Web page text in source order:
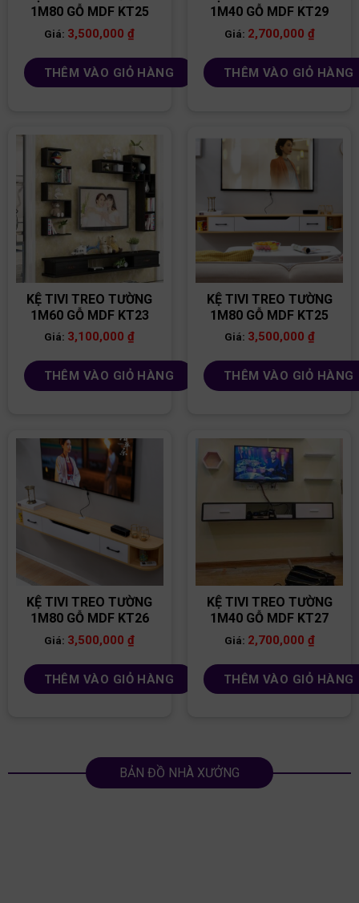
1M80 GỖ MDF KT25
Giá: 3,500,000₫
THÊM VÀO GIỎ HÀNG
1M40 GỖ MDF KT29
Giá: 2,700,000 ₫
THÊM VÀO GIỎ HÀNG
KỆ TIVI TREO TƯỜNG
1M60 GỖ MDF KT23
Giá: 3,100,000₫
THÊM VÀO GIỎ HÀNG
KỆ TIVI TREO TƯỜNG
1M80 GỖ MDF KT25
Giá: 3,500,000 ₫
THÊM VÀO GIỎ HÀNG
KỆ TIVI TREO TƯỜNG
1M80 GỖ MDF KT26
Giá: 3,500,000₫
THÊM VÀO GIỎ HÀNG
KỆ TIVI TREO TƯỜNG
1M40 GỖ MDF KT27
Giá: 2,700,000 ₫
THÊM VÀO GIỎ HÀNG
BẢN ĐỒ NHÀ XƯỞNG